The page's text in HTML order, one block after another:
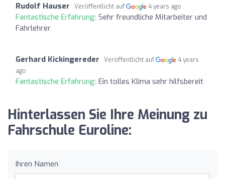
Rudolf Hauser Veröffentlicht auf 4 years ago
Fantastische Erfahrung: Sehr freundliche Mitarbeiter und
Fahrlehrer
Gerhard Kickingereder Veröffentlicht auf
4 years
ago
Fantastische Erfahrung: Ein tolles Klima sehr hilfsbereit
Hinterlassen Sie Ihre Meinung zu
Fahrschule Euroline:
Ihren Namen